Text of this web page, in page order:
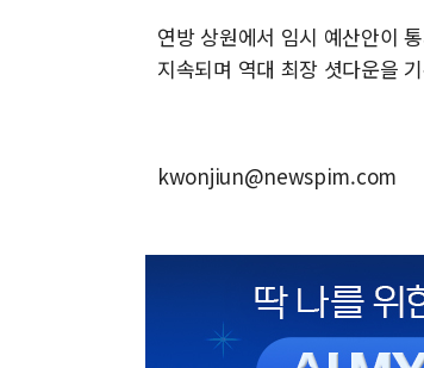
연방 상원에서 임시 예산안이
지속되며 역대 최장 셧다운을
kwonjiun@newspim.com